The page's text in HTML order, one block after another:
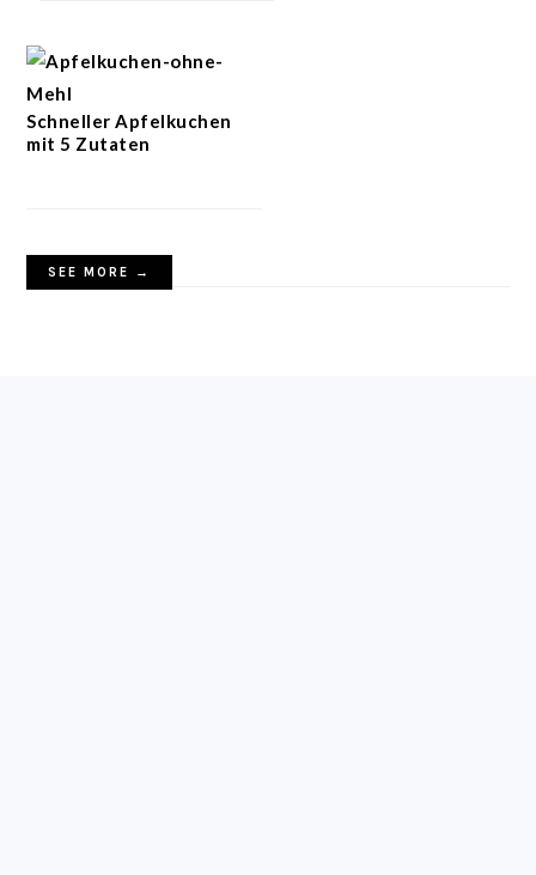
Schneller Apfelkuchen
mit 5 Zutaten
SEE MORE →